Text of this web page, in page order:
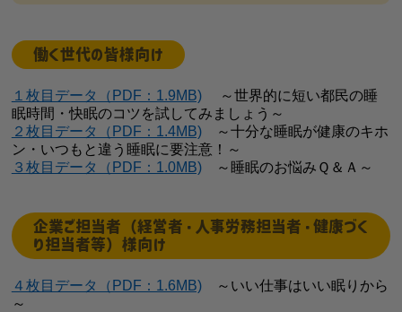
働く世代の皆様向け
１枚目データ（PDF：1.9MB)
～世界的に短い都民の睡
眠時間・快眠のコツを試してみましょう～
２枚目データ（PDF：1.4MB)～十分な睡眠が健康のキホ
ン・いつもと違う睡眠に要注意！～
３枚目データ（PDF：1.0MB)～睡眠のお悩みＱ＆Ａ～
企業ご担当者（経営者・人事労務担当者・健康づく
り担当者等）様向け
４枚目データ（PDF：1.6MB)～いい仕事はいい眠りから
～